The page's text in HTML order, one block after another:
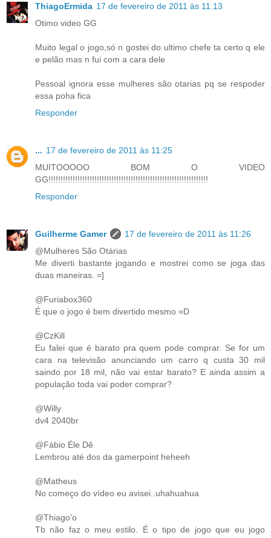
ThiagoErmida 17 de fevereiro de 2011 às 11:13
Otimo video GG
Muito legal o jogo,só n gostei do ultimo chefe ta certo q ele
e pelão mas n fui com a cara dele
Pessoal ignora esse mulheres são otarias pq se respoder
essa poha fica
Responder
... 17 de fevereiro de 2011 às 11:25
MUITOOOOO BOM O VIDEO
GG!!!!!!!!!!!!!!!!!!!!!!!!!!!!!!!!!!!!!!!!!!!!!!!!!!!!!!!!!!!!!!!!!!
Responder
Guilherme Gamer
17 de fevereiro de 2011 às 11:26
@Mulheres São Otárias
Me diverti bastante jogando e mostrei como se joga das
duas maneiras. =]
@Furiabox360
É que o jogo é bem divertido mesmo =D
@CzKill
Eu falei que é barato pra quem pode comprar. Se for um
cara na televisão anunciando um carro q custa 30 mil
saindo por 18 mil, não vai estar barato? E ainda assim a
população toda vai poder comprar?
@Willy
dv4 2040br
@Fábio Éle Dê
Lembrou até dos da gamerpoint heheeh
@Matheus
No começo do vídeo eu avisei..uhahuahua
@Thiago'o
Tb não faz o meu estilo. É o tipo de jogo que eu jogo